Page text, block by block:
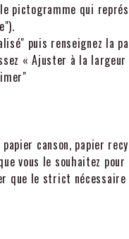
pictogramme qui
puis renseignez la
« Ajuster à la
canson, papier
vous le souhaitez pour
que le strict